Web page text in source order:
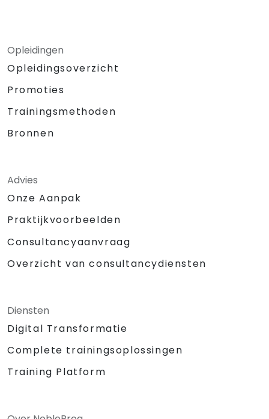
Opleidingen
Opleidingsoverzicht
Promoties
Trainingsmethoden
Bronnen
Advies
Onze Aanpak
Praktijkvoorbeelden
Consultancyaanvraag
Overzicht van consultancydiensten
Diensten
Digital Transformatie
Complete trainingsoplossingen
Training Platform